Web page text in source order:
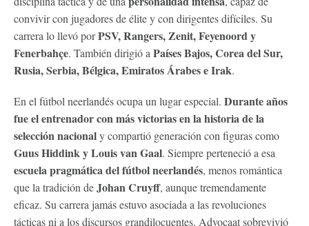
convivir con jugadores de élite y con dirigentes difíciles. Su
carrera lo llevó porPSV, Rangers, Zenit, Feyenoord y
Fenerbahçe. También dirigió a Países Bajos, Corea del Sur,
Rusia, Serbia, Bélgica, Emiratos Árabes e Irak.
En el fútbol neerlandés ocupa un lugar especial. Durante años
fue el entrenador con más victorias en la historia de la
selección nacionaly compartió generación con figuras como
Guus Hiddink y Louis van Gaal. Siempre perteneció a esa
escuela pragmática del fútbol neerlandés, menos romántica
que la tradición deJohan Cruyff, aunque tremendamente
eficaz. Su carrera jamás estuvo asociada a las revoluciones
tácticas ni a los discursos grandilocuentes. Advocaat sobrevivió